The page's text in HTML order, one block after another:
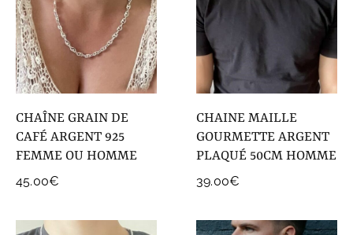
Chaines
COLLECTIONS DE BIJOUX
Idées Cadeaux
NOUVEAUTES
CHAÎNE GRAIN DE
CAFÉ ARGENT 925
FEMME OU HOMME
45.00€
CHAINE MAILLE
GOURMETTE ARGENT
PLAQUÉ 50CM HOMME
39.00€